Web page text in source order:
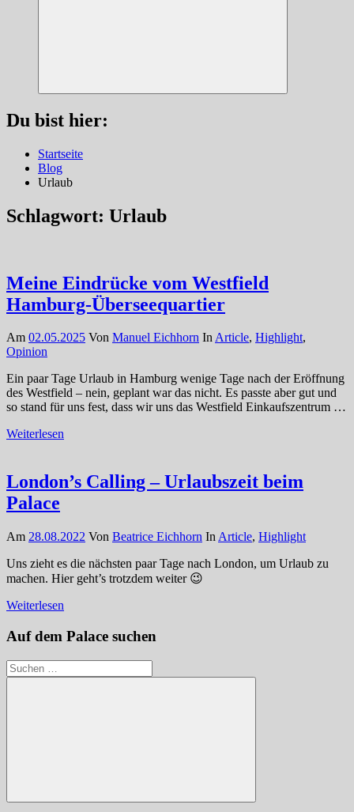
Suchen
Du bist hier:
Startseite
Blog
Urlaub
Schlagwort: Urlaub
Meine Eindrücke vom Westfield
Hamburg-Überseequartier
Am 02.05.2025 Von Manuel Eichhorn InArticle, Highlight,
Opinion
Ein paar Tage Urlaub in Hamburg wenige Tage nach der Eröffnung
des Westfield – nein, geplant war das nicht. Es passte aber gut und
so stand für uns fest, dass wir uns das Westfield Einkaufszentrum …
Weiterlesen
London’s Calling – Urlaubszeit beim
Palace
Am 28.08.2022 Von Beatrice Eichhorn In Article, Highlight
Uns zieht es die nächsten paar Tage nach London, um Urlaub zu
machen. Hier geht’s trotzdem weiter 😉
Weiterlesen
Auf dem Palace suchen
Suchen
nach:
Suchen